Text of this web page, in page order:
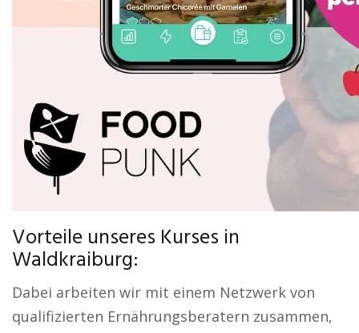
Vorteile unseres Kurses in
Waldkraiburg:
Dabei arbeiten wir mit einem Netzwerk von
qualifizierten Ernährungsberatern zusammen,